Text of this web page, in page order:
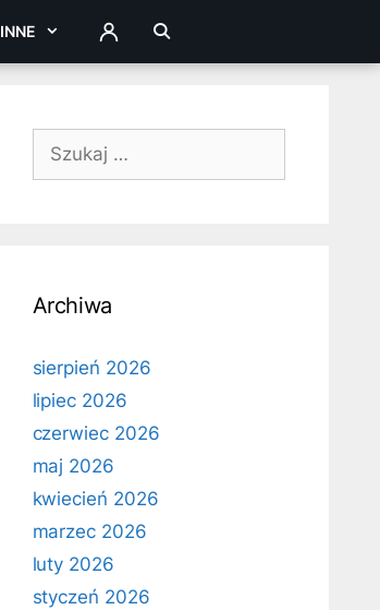
INNE ZALOGUJ
Szukaj:
Archiwa
sierpień 2026
lipiec 2026
czerwiec 2026
maj 2026
kwiecień 2026
marzec 2026
luty 2026
styczeń 2026